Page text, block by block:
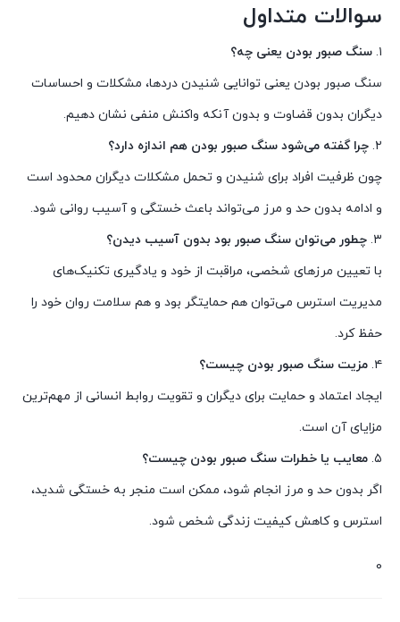
سوالات متداول
۱. سنگ صبور بودن یعنی چه؟
سنگ صبور بودن یعنی توانایی شنیدن دردها، مشکلات و احساسات
دیگران بدون قضاوت و بدون آنکه واکنش منفی نشان دهیم.
۲. چرا گفته می‌شود سنگ صبور بودن هم اندازه دارد؟
چون ظرفیت افراد برای شنیدن و تحمل مشکلات دیگران محدود است
و ادامه بدون حد و مرز می‌تواند باعث خستگی و آسیب روانی شود.
۳. چطور می‌توان سنگ صبور بود بدون آسیب دیدن؟
با تعیین مرزهای شخصی، مراقبت از خود و یادگیری تکنیک‌های
مدیریت استرس می‌توان هم حمایتگر بود و هم سلامت روان خود را
حفظ کرد.
۴. مزیت سنگ صبور بودن چیست؟
ایجاد اعتماد و حمایت برای دیگران و تقویت روابط انسانی از مهم‌ترین
مزایای آن است.
۵. معایب یا خطرات سنگ صبور بودن چیست؟
اگر بدون حد و مرز انجام شود، ممکن است منجر به خستگی شدید،
استرس و کاهش کیفیت زندگی شخص شود.
0